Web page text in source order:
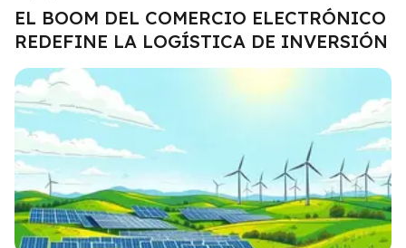
EL BOOM DEL COMERCIO ELECTRÓNICO
REDEFINE LA LOGÍSTICA DE INVERSIÓN